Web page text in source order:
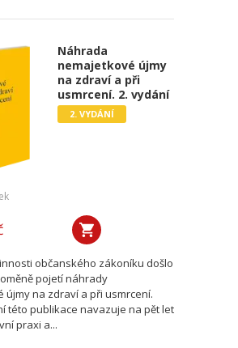
Náhrada
nemajetkové újmy
na zdraví a při
usmrcení. 2. vydání
2. VYDÁNÍ
občanského zákoníku došlo
pojetí náhrady
újmy na zdraví a při usmrcení.
této publikace navazuje na pět let
praxi a...